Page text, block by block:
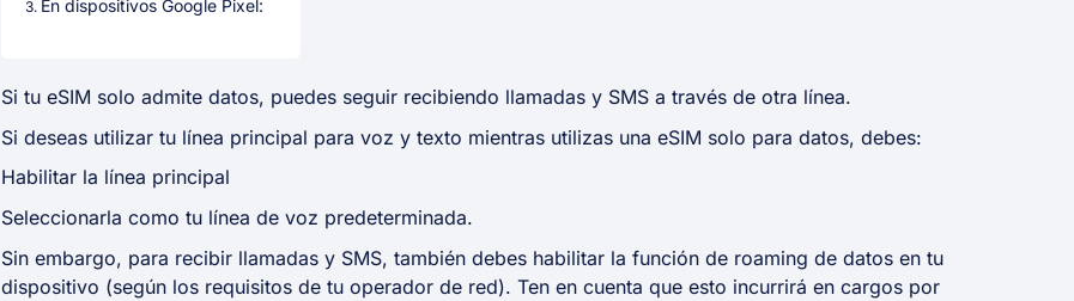
En dispositivos Google Pixel:
Si tu eSIM solo admite datos, puedes seguir recibiendo llamadas y SMS a través de otra línea.
Si deseas utilizar tu línea principal para voz y texto mientras utilizas una eSIM solo para datos, debes:
Habilitar la línea principal
Seleccionarla como tu línea de voz predeterminada.
Sin embargo, para recibir llamadas y SMS, también debes habilitar la función de roaming de datos en tu
dispositivo (según los requisitos de tu operador de red). Ten en cuenta que esto incurrirá en cargos por